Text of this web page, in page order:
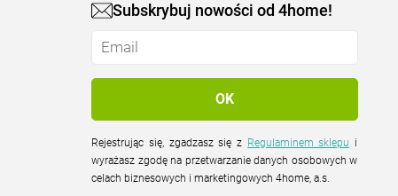
Subskrybuj nowości od 4home!
Rejestrując się, zgadzasz się z Regulaminem sklepu
wyrażasz zgodę na przetwarzanie danych osobowych w
celach biznesowych i marketingowych 4home, a.s.